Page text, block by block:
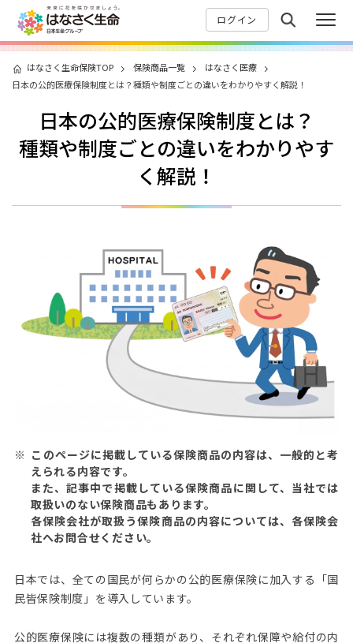
ログイン
はなさく生命保険TOP 保険商品一覧
はなさく医療
日本の公的医療保険制度とは？種類や制度ごとの違いをわかりやすく解説！
日本の公的医療保険制度とは？
種類や制度ごとの違いをわかりやす
く解説！
このページに掲載している保険商品の内容は、一般的と考
えられる内容です。
また、記事中で掲載している保険商品に関して、当社では
取扱いのない保険商品もあります。
各保険会社が取扱う保険商品の内容については、各保険会
社へお問合せください。
日本では、全ての国民が何らかの公的医療保険に加入する「国
民皆保険制度」を導入しています。
公的医療保険には複数の種類があり、それぞれ保障や給付の内